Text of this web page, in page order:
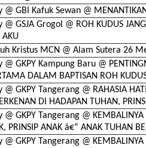
GBI Kafuk Sewan @
GSJA Grogol @ ROH KUDUS
AKU
Kristus MCN @ Alam Sutera 26
GKPY Kampung Baru @
DALAM BAPTISAN ROH
GKPY Tangerang @ RAHASIA
DI HADAPAN TUHAN,
GKPY Tangerang @ KEMBALINYA
PRINSIP ANAK â€“ ANAK TUHAN
GKPY Tangerang @ KEMBALINYA